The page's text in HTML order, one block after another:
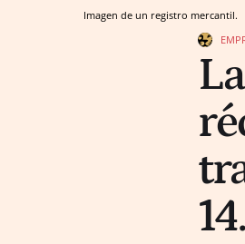
Imagen de un registro mercantil.